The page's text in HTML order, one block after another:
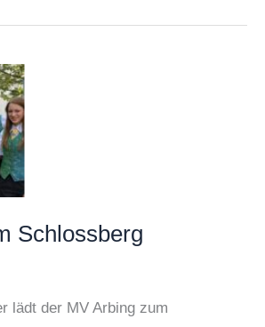
Schlossberg
lädt der MV Arbing zum